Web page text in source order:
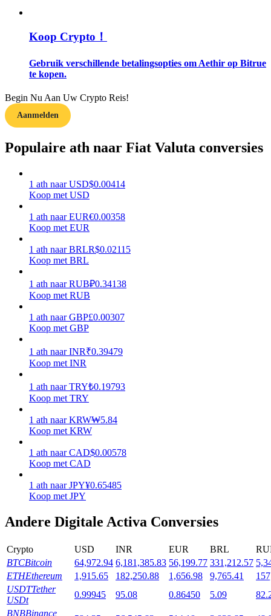
Verdienen
Macht varkentje
Verdien dagelijks competitieve beloningen
Uitzetten
Hoog rendement en directe toegang
Flexibel staken om populaire tokens te verdienen.
Koop Crypto！
Gebruik verschillende betalingsopties om Aethir op Bitrue
te kopen.
Begin Nu Aan Uw Crypto Reis!
Aanmelden
Populaire ath naar Fiat Valuta conversies
1 ath naar USD$0.00414
Koop met USD
1 ath naar EUR€0.00358
Koop met EUR
1 ath naar BRLR$0.02115
Koop met BRL
1 ath naar RUB₽0.34138
Koop met RUB
1 ath naar GBP£0.00307
Koop met GBP
1 ath naar INR₹0.39479
Koop met INR
1 ath naar TRY₺0.19793
Koop met TRY
1 ath naar KRW₩5.84
Koop met KRW
1 ath naar CAD$0.00578
Koop met CAD
1 ath naar JPY¥0.65485
Koop met JPY
Andere Digitale Activa Conversies
Crypto USD INR EUR BRL
BTCBitcoin 64,972.94 6,181,385.83 56,199.77 331,212.57
ETHEthereum 1,915.65 182,250.88 1,656.98 9,765.41
USDTTether
USDt
0.99945 95.08 0.86450 5.09
BNBBinance